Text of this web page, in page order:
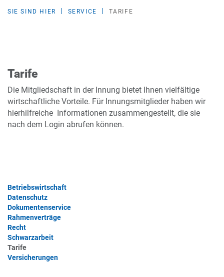
SIE SIND HIER SERVICE TARIFE
Tarife
Die Mitgliedschaft in der Innung bietet Ihnen vielfältige
wirtschaftliche Vorteile. Für Innungsmitglieder haben wir
hierhilfreiche Informationen zusammengestellt, die sie
nach dem Login abrufen können.
Betriebswirtschaft
Datenschutz
Dokumentenservice
Rahmenverträge
Recht
Schwarzarbeit
Tarife
Versicherungen